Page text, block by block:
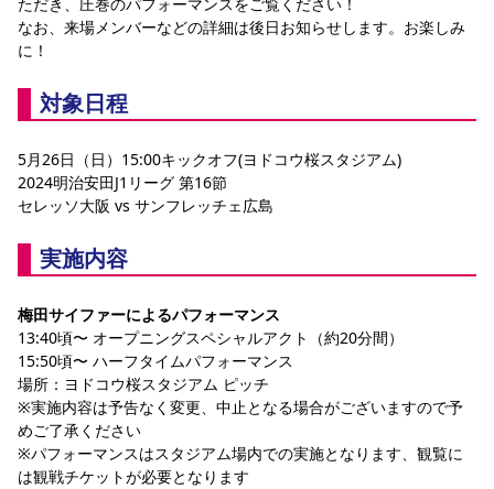
なお、来場メンバーなどの詳細は後日お知らせします。お楽しみ
に！
対象日程
5月26日（日）15:00キックオフ(ヨドコウ桜スタジアム)
2024明治安田J1リーグ 第16節
セレッソ大阪 vs サンフレッチェ広島
実施内容
梅田サイファーによるパフォーマンス
13:40頃〜 オープニングスペシャルアクト（約20分間）
15:50頃〜 ハーフタイムパフォーマンス
場所：ヨドコウ桜スタジアム ピッチ
※実施内容は予告なく変更、中止となる場合がございますので予
めご了承ください
※パフォーマンスはスタジアム場内での実施となります、観覧に
は観戦チケットが必要となります